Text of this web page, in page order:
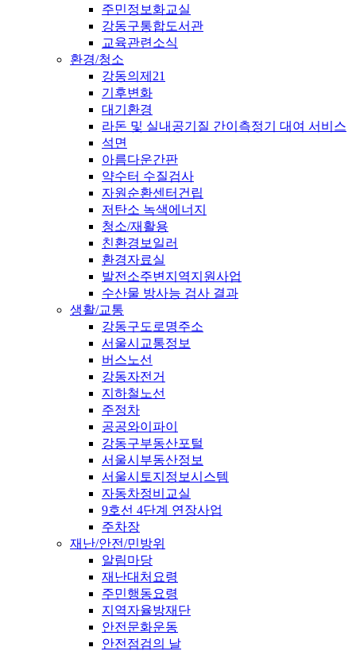
주민정보화교실
강동구통합도서관
교육관련소식
환경/청소
강동의제21
기후변화
대기환경
라돈 및 실내공기질 간이측정기 대여 서비스
석면
아름다운간판
약수터 수질검사
자원순환센터건립
저탄소 녹색에너지
청소/재활용
친환경보일러
환경자료실
발전소주변지역지원사업
수산물 방사능 검사 결과
생활/교통
강동구도로명주소
서울시교통정보
버스노선
강동자전거
지하철노선
주정차
공공와이파이
강동구부동산포털
서울시부동산정보
서울시토지정보시스템
자동차정비교실
9호선 4단계 연장사업
주차장
재난/안전/민방위
알림마당
재난대처요령
주민행동요령
지역자율방재단
안전문화운동
안전점검의 날